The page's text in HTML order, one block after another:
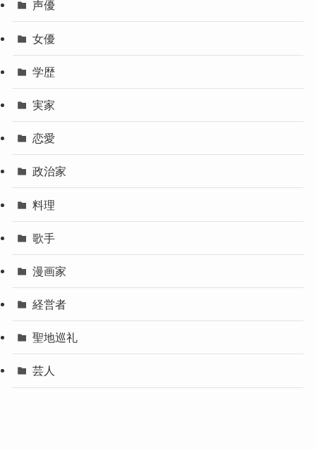
声優
女優
学歴
実家
恋愛
政治家
料理
歌手
漫画家
経営者
聖地巡礼
芸人